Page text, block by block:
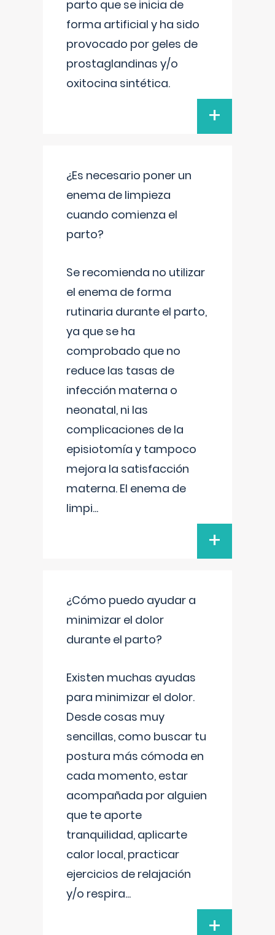
parto que se inicia de
forma artificial y ha sido
provocado por geles de
prostaglandinas y/o
oxitocina sintética.
+
¿Es necesario poner un
enema de limpieza
cuando comienza el
parto?
Se recomienda no utilizar
el enema de forma
rutinaria durante el parto,
ya que se ha
comprobado que no
reduce las tasas de
infección materna o
neonatal, ni las
complicaciones de la
episiotomía y tampoco
mejora la satisfacción
materna. El enema de
limpi...
+
¿Cómo puedo ayudar a
minimizar el dolor
durante el parto?
Existen muchas ayudas
para minimizar el dolor.
Desde cosas muy
sencillas, como buscar tu
postura más cómoda en
cada momento, estar
acompañada por alguien
que te aporte
tranquilidad, aplicarte
calor local, practicar
ejercicios de relajación
y/o respira...
+